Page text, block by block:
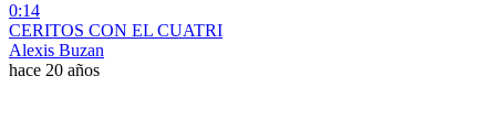
0:14
CERITOS CON EL CUATRI
Alexis Buzan
hace 20 años